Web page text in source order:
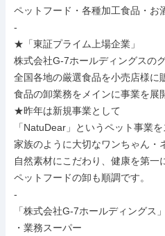
ペットフード・各種加工食品・お
-
★「東証プライム上場企業」
株式会社G-7ホールディングスの
全国各地の厳選食品を小売店様に
食品の卸業務をメインに事業を展
★昨年は新規事業として
「NatuDear」というペット事業を
家族のように大切なワンちゃん・
自然素材にこだわり、健康を第一
ペットフードの卸も順調です。
-
「株式会社G-7ホールディングス
・業務スーパー